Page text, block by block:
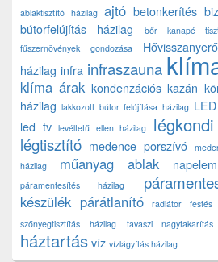
ablaktisztító házilag ajtó betonkerítés
bútorfelújítás házilag bőr kanapé
fűszernövények gondozása
házilag infra infraszauna
klíma árak kondenzációs kazán
házilag lakkozott bútor felújítása házilag LED
led tv levéltetű ellen házilag légkondi
légtisztító medence porszívó
házilag
műanyag ablak napelem
páramentesítés házilag
készülék párátlanító radiátor festés
szőnyegtisztítás házilag tavaszi nagytakarítás
háztartás víz vízlágyítás házilag